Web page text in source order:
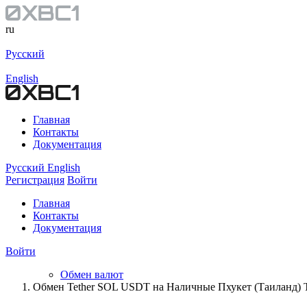
ru
Русский
English
Главная
Контакты
Документация
Русский English
Регистрация Войти
Главная
Контакты
Документация
Войти
Обмен валют
Обмен Tether SOL USDT на Наличные Пхукет (Таиланд)